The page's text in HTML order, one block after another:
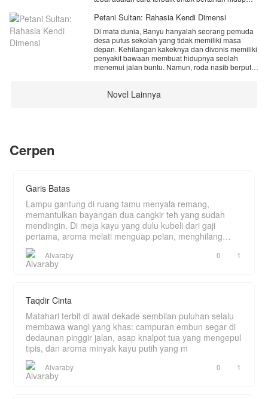
"Hei! Jangan panggil Eyang, panggil ayah saja.
Kamu kan mau jadi menantu saya."
Mat!lah Sashi, rasanya dia benar-benar tercekik
dalam situasi ini. Bagaimana mungkin? Jadi
maksudnya? Dia harus menjadi adik ipar Jendral
yang sudah membuangnya? Juga, menjadi Bibi
Untuk info dan visual, follow Instagram:
dunianya runtuh saat ia tidak sengaja menarik
berwajah malaikat namun berhati iblis, cowok
terkaya, terdingin, dan paling ditakuti satu sekolah.
Sekali Rian mengunci pandangannya pada
Kinara, tidak ada jalan keluar. Cowok itu terobsesi
mengontrol setiap jengkal hidup Kinara,
Kinara yang tenang kini berubah menjadi labirin
Petani Sultan: Rahasia Kendi Dimensi
Di mata dunia, Banyu hanyalah seorang pemuda
desa putus sekolah yang tidak memiliki masa
depan. Kehilangan kakeknya dan divonis memiliki
penyakit bawaan membuat hidupnya seolah
menemui jalan buntu. Namun, roda nasib berputar
Jiwa milik sang kakek.
Novel Lainnya
Cerpen
Garis Batas
Lampu gantung di ruang tamu menyala remang,
memantulkan bayangan dua cangkir teh yang sudah
mendingin. Di meja kayu yang dulu kubeli dari gaji
pertama, aroma melati menguap pelan, menghilang
ditelan k
Alvaraby 0 1
Taqdir Cinta
Matahari terbit di awal dekade sembilan puluhan selalu
membawa wangi yang khas: campuran embun segar di
dedaunan pinggir jalan, asap knalpot tua yang mengepul
tipis, dan aroma minyak kayu putih yang m
Alvaraby 0 1